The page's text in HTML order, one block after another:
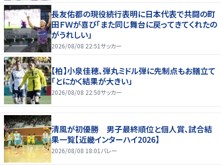
長友佑都の現役続行表明に日本代表で共闘の町
田ＦＷが喜び「また同じ舞台に戻ってきてくれたの
がうれしい」
2026/08/08 22:51サッカー
【柏】小泉佳穂、弾丸ミドル弾に先制点もお膳立て
「とにかく結果が大きい」
2026/08/08 22:50サッカー
清風が初優勝 男子最終順位と個人賞、試合結
果一覧【近畿インターハイ2026】
2026/08/08 18:01 バレー